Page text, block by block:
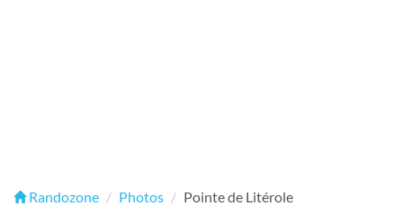
Randozone Photos Pointe de Litérole